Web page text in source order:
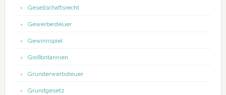
Gesellschaftsrecht
Gewerbesteuer
Gewinnspiel
Großbritannien
Grunderwerbsteuer
Grundgesetz